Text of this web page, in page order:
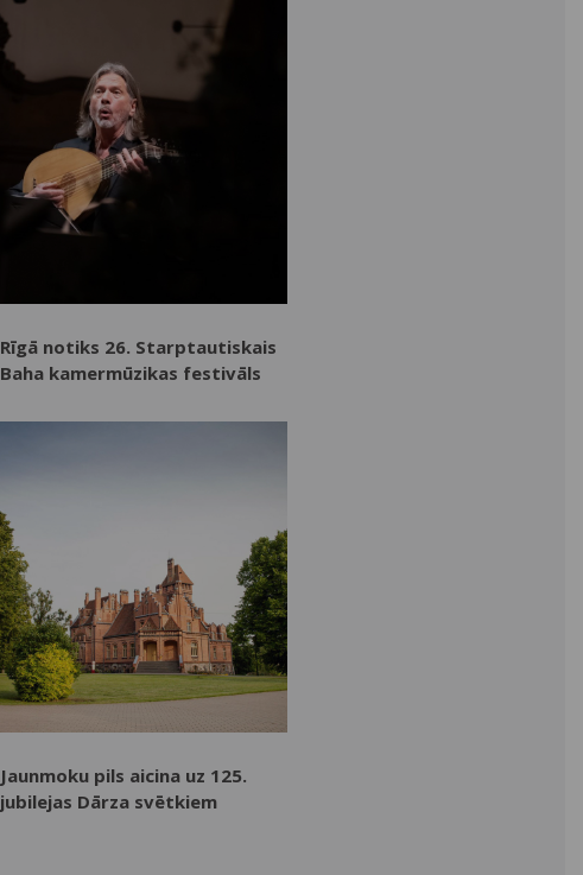
Rīgā notiks 26. Starptautiskais
Baha kamermūzikas festivāls
Jaunmoku pils aicina uz 125.
jubilejas Dārza svētkiem